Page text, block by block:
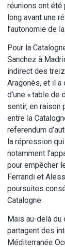
réunions ont
long avant une
l’autonomie de
Pour la
Sanchez à
indirect des
Aragonès, et il a
d’une « table
sentir, en
entre la
referendum
la répression
notamment
pour empêcher
Ferrandi et
poursuites
Catalogne.
Mais au-delà
partagent des
Méditerranée